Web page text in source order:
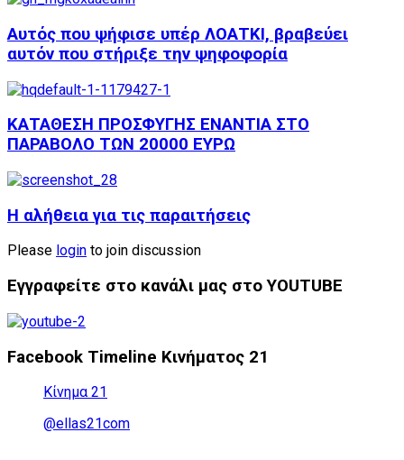
Αυτός που ψήφισε υπέρ ΛΟΑΤΚΙ, βραβεύει
αυτόν που στήριξε την ψηφοφορία
ΚΑΤΑΘΕΣΗ ΠΡΟΣΦΥΓΗΣ ΕΝΑΝΤΙΑ ΣΤΟ
ΠΑΡΑΒΟΛΟ ΤΩΝ 20000 ΕΥΡΩ
Η αλήθεια για τις παραιτήσεις
Please login to join discussion
Εγγραφείτε στο κανάλι μας στο YOUTUBE
Facebook Timeline Κινήματος 21
Κίνημα 21
@ellas21com